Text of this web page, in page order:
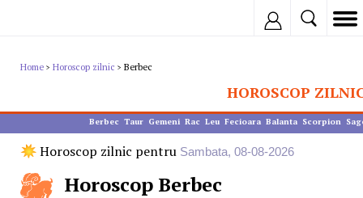
Home > Horoscop zilnic > Berbec
HOROSCOP
Berbec Taur Gemeni Rac Leu Fecioara Balanta Scorpion
Horoscop zilnic pentru Sambata, 08-08-2026
Horoscop Berbec